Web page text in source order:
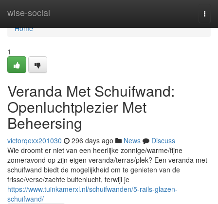
wise-social
Home
Home
1
Veranda Met Schuifwand:
Openluchtplezier Met
Beheersing
victorqexx201030 296 days ago News
Discuss
Wie droomt er niet van een heerlijke zonnige/warme/fijne
zomeravond op zijn eigen veranda/terras/plek? Een veranda met
schuifwand biedt de mogelijkheid om te genieten van de
frisse/verse/zachte buitenlucht, terwijl je
https://www.tuinkamerxl.nl/schuifwanden/5-rails-glazen-
schuifwand/